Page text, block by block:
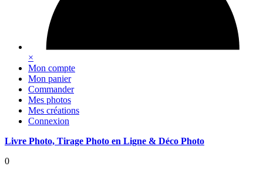
×
Mon compte
Mon panier
Commander
Mes photos
Mes créations
Connexion
Livre Photo, Tirage Photo en Ligne & Déco Photo
0